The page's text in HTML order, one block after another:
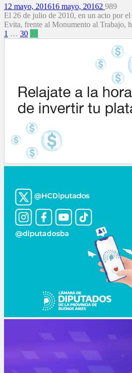
12 mayo, 201616 mayo, 20162 989
El 26 de julio de 2010, en un acto por
Evita, frente al Monumento al Trabajo,
Paginación
1 … 30 31